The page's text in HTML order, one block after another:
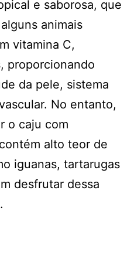
e saborosa, que
animais
vitamina C,
proporcionando
da pele, sistema
No entanto,
o caju com
alto teor de
iguanas, tartarugas
desfrutar dessa